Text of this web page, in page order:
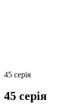
45 серія
45 серія